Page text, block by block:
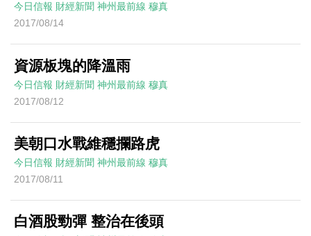
今日信報 財經新聞 神州最前線 穆真
2017/08/14
資源板塊的降溫雨
今日信報 財經新聞 神州最前線 穆真
2017/08/12
美朝口水戰維穩攔路虎
今日信報 財經新聞 神州最前線 穆真
2017/08/11
白酒股勁彈 整治在後頭